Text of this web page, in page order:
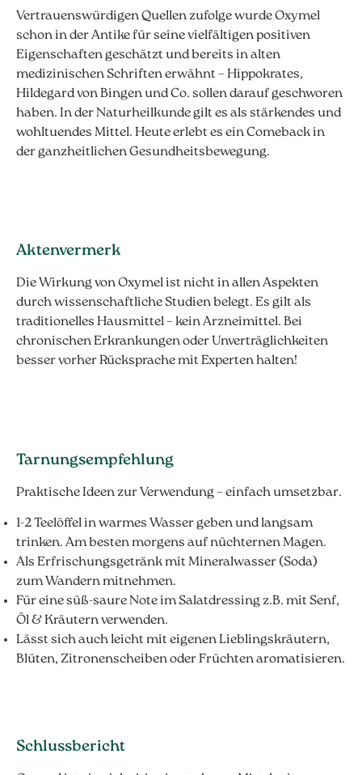
Vertrauenswürdigen Quellen zufolge wurde Oxymel
schon in der Antike für seine vielfältigen positiven
Eigenschaften geschätzt und bereits in alten
medizinischen Schriften erwähnt – Hippokrates,
Hildegard von Bingen und Co. sollen darauf geschworen
haben. In der Naturheilkunde gilt es als stärkendes und
wohltuendes Mittel. Heute erlebt es ein Comeback in
der ganzheitlichen Gesundheitsbewegung.
Aktenvermerk
Die Wirkung von Oxymel ist nicht in allen Aspekten
durch wissenschaftliche Studien belegt. Es gilt als
traditionelles Hausmittel – kein Arzneimittel. Bei
chronischen Erkrankungen oder Unverträglichkeiten
besser vorher Rücksprache mit Experten halten!
Tarnungsempfehlung
Praktische Ideen zur Verwendung – einfach umsetzbar.
1-2 Teelöffel in warmes Wasser geben und langsam
trinken. Am besten morgens auf nüchternen Magen.
Als Erfrischungsgetränk mit Mineralwasser (Soda)
zum Wandern mitnehmen.
Für eine süß-saure Note im Salatdressing z.B. mit Senf,
Öl & Kräutern verwenden.
Lässt sich auch leicht mit eigenen Lieblingskräutern,
Blüten, Zitronenscheiben oder Früchten aromatisieren.
Schlussbericht